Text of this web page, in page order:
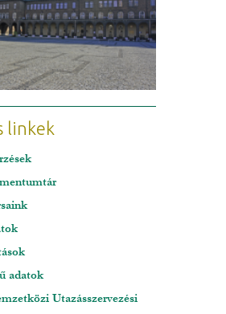
linkek
adatok
Utazásszervezési